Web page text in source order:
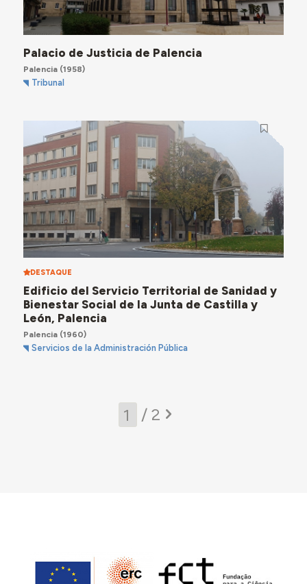
Palacio de Justicia de Palencia
Palencia(1958)
Tribunal
DESTAQUE
Edificio del Servicio Territorial de Sanidad y
Bienestar Social de la Junta de Castilla y
León, Palencia
Palencia(1960)
Servicios de la Administración Pública
/ 2